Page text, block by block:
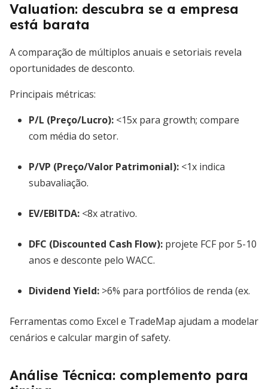
Valuation: descubra se a empresa
está barata
A comparação de múltiplos anuais e setoriais revela
oportunidades de desconto.
Principais métricas:
P/L (Preço/Lucro): <15x para growth; compare
com média do setor.
P/VP (Preço/Valor Patrimonial): <1x indica
subavaliação.
EV/EBITDA: <8x atrativo.
DFC (Discounted Cash Flow): projete FCF por 5-10
anos e desconte pelo WACC.
Dividend Yield: >6% para portfólios de renda (ex.
Ferramentas como Excel e TradeMap ajudam a modelar
cenários e calcular margin of safety.
Análise Técnica: complemento para